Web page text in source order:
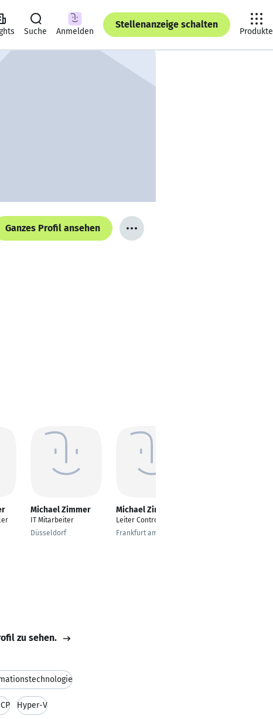
Suche Anmelden
Stellenanzeige schalten
Produkte
Ganzes Profil ansehen
Michael Zimmer
IT Mitarbeiter
Düsseldorf
Michael Zimmer
Leiter Controlling
Frankfurt am Main
zu sehen.
Hyper-V